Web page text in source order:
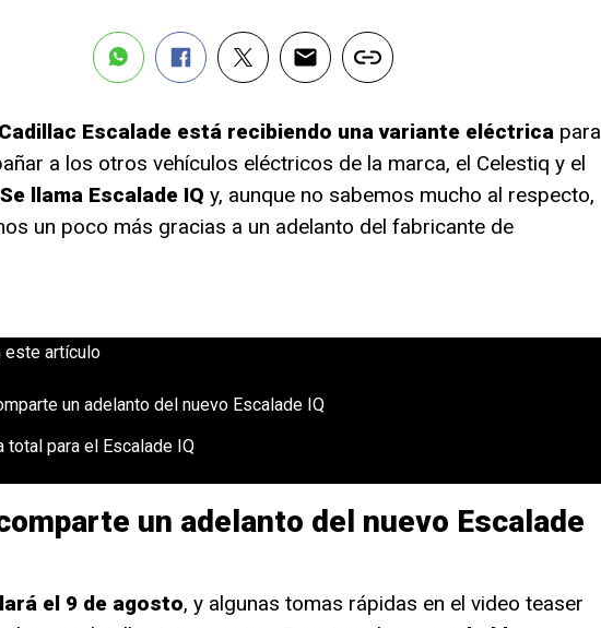
Escalade está recibiendo una variante eléctricapara
a los otros vehículos eléctricos de la marca, el Celestiq y el
Se llama Escalade IQ y, aunque no sabemos mucho al respecto,
un poco más gracias a un adelanto del fabricante de
este artículo
un adelanto del nuevo Escalade IQ
total para el Escalade IQ
un adelanto del nuevo Escalade
el 9 de agosto, y algunas tomas rápidas en el video teaser